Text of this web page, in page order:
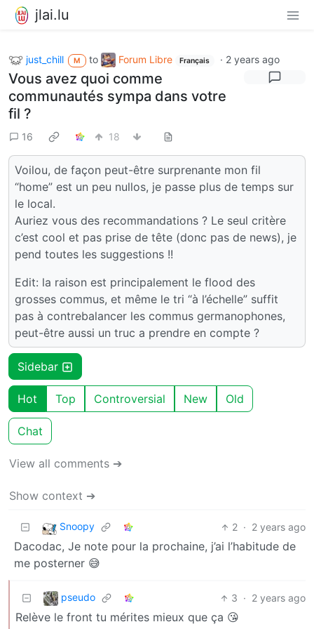
jlai.lu
just_chill M to Forum Libre Français · 2 years ago
Vous avez quoi comme
communautés sympa dans votre
fil ?
16 18
Voilou, de façon peut-être surprenante mon fil
“home” est un peu nullos, je passe plus de temps sur
le local.
Auriez vous des recommandations ? Le seul critère
c’est cool et pas prise de tête (donc pas de news), je
pend toutes les suggestions !!
Edit: la raison est principalement le flood des
grosses commus, et même le tri “à l’échelle” suffit
pas à contrebalancer les commus germanophones,
peut-être aussi un truc a prendre en compte ?
Sidebar
Hot Top Controversial New Old
Chat
View all comments ➔
Show context ➔
Snoopy 2 · 2 years ago
Dacodac, Je note pour la prochaine, j’ai l’habitude de
me posterner 😅
pseudo 3 · 2 years ago
Relève le front tu mérites mieux que ça 😘